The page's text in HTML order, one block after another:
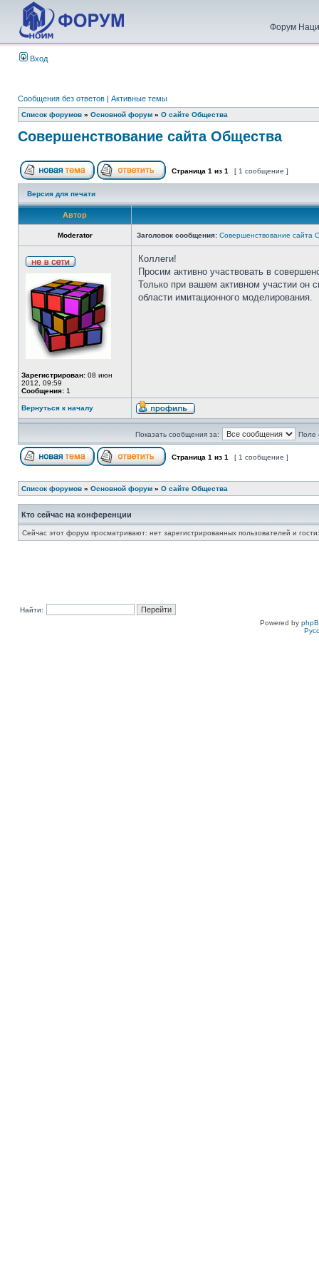
Форум
Вход
Сообщения без ответов | Активные темы
Список форумов » Основной форум » О сайте Общества
Совершенствование сайта Общества
Страница 1 из 1 [ 1 сообщение ]
Версия для печати
Автор
Moderator Заголовок сообщения: Совершенствование сайта
Зарегистрирован: 08 июн
2012, 09:59
Сообщения: 1
Коллеги!
Просим активно участвовать в
Только при вашем активном участии он
области имитационного моделирования.
Вернуться к началу
Показать сообщения за: Поле
Страница 1 из 1 [ 1 сообщение ]
Список форумов » Основной форум » О сайте Общества
Кто сейчас на конференции
Сейчас этот форум просматривают: нет зарегистрированных пользователей и
Найти:
Powered by